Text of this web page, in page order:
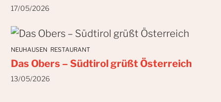
17/05/2026
NEUHAUSEN RESTAURANT
Das Obers – Südtirol grüßt Österreich
13/05/2026